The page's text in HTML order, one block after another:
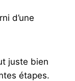
d’une
juste bien
étapes.